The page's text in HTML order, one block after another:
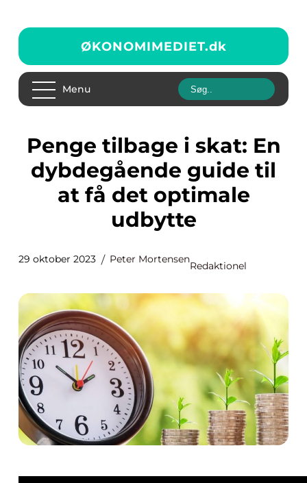
ØKONOMIMEDIET.dk
Menu
Penge tilbage i skat: En
dybdegående guide til
at få det optimale
udbytte
29 oktober 2023 Peter Mortensen
Redaktionel